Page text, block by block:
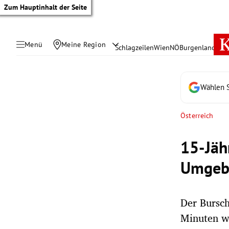
Zum Hauptinhalt der Seite
Menü Meine Region SchlagzeilenWienNÖBurgenland
Wählen
Österreich
15-
Der
Minuten